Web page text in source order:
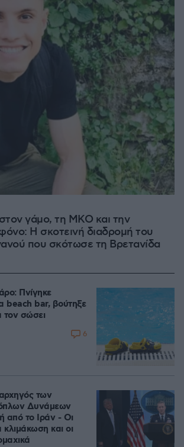
γάμο, τη ΜΚΟ και την
Η σκοτεινή διαδρομή του
που σκότωσε τη Βρετανίδα
Πνίγηκε
beach bar, βούτηξε
τον σώσει
6
των
Δυνάμεων
από το Ιράν - Οι
και οι